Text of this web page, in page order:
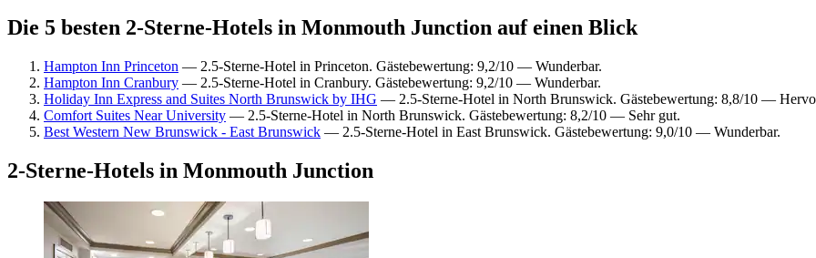
Die 5 besten 2-Sterne-Hotels in Monmouth Junction auf einen Blick
Hampton Inn Princeton — 2.5-Sterne-Hotel in Princeton. Gästebewertung: 9,2/10 — Wunderbar.
Hampton Inn Cranbury — 2.5-Sterne-Hotel in Cranbury. Gästebewertung: 9,2/10 — Wunderbar.
Holiday Inn Express and Suites North Brunswick by IHG — 2.5-Sterne-Hotel in North Brunswick. Gästebewertung: 8,8/10 —
Comfort Suites Near University — 2.5-Sterne-Hotel in North Brunswick. Gästebewertung: 8,2/10 — Sehr gut.
Best Western New Brunswick - East Brunswick — 2.5-Sterne-Hotel in East Brunswick. Gästebewertung: 9,0/10 — Wunderbar.
2-Sterne-Hotels in Monmouth Junction